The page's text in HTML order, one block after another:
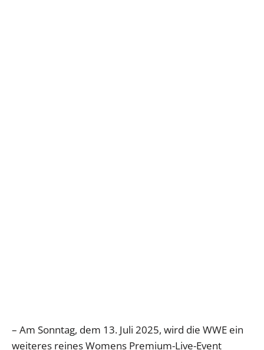
– Am Sonntag, dem 13. Juli 2025, wird die WWE ein
weiteres reines Womens Premium-Live-Event